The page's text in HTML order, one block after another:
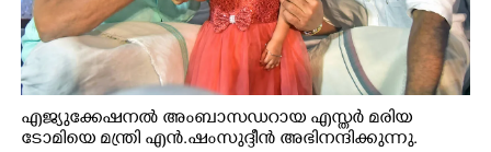
എജ്യുക്കേഷനൽ അംബാസഡറായ എസ്തർ മരിയ
ടോമിയെ മന്ത്രി എൻ.ഷംസുദ്ദീൻ അഭിനന്ദിക്കുന്നു.